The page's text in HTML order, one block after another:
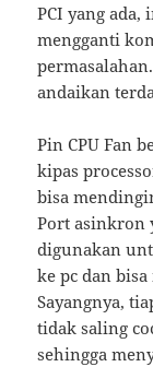
PCI yang
mengganti
andaikan
Pin CPU Fan
kipas
bisa
Port asinkron
digunakan
ke pc dan
Sayangnya,
tidak saling
sehingga